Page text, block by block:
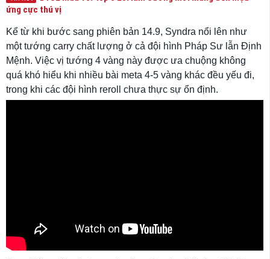
ứng cực thú vị
Kể từ khi bước sang phiên bản 14.9, Syndra nổi lên như
một tướng carry chất lượng ở cả đội hình Pháp Sư lẫn Định
Mệnh. Việc vị tướng 4 vàng này được ưa chuộng không
quá khó hiểu khi nhiều bài meta 4-5 vàng khác đều yếu đi,
trong khi các đội hình reroll chưa thực sự ổn định.